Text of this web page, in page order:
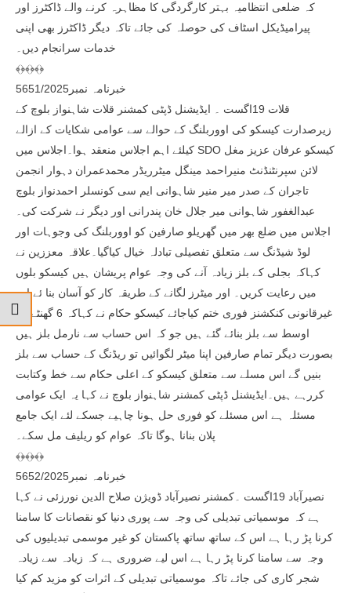
کہ ضلعی انتظامیہ بہتر کارگردگی کا مظاہرہ کرنے والے ڈاکٹرز اور
پیرامیڈیکل اسٹاف کی حوصلہ کی جائے تاکہ دیگر ڈاکٹرز بھی اپنی
خدمات سرانجام دیں۔
﴾﴿﴾﴿﴾﴿
خبرنامہ نمبر5651/2025
قلات 19اگست ۔ ایڈیشنل ڈپٹی کمشنر قلات شاہنواز بلوچ کے
زیرصدارت کیسکو کی اووربلنگ کے حوالے سے عوامی شکایات کے ازالے
کیلئے اہم اجلاس منعقد ہوا۔اجلاس میں SDO کیسکو عرفان عزیز مغل
لائن سپرنٹنڈنٹ منیراحمد مینگل میٹرریڈر محمدعمران دہوار انجمن
تاجران کے صدر میر منیر شاہوانی ایم سی کونسلر احمدنواز بلوچ
عبدالغفور شاہوانی میر جلال خان پندرانی اور دیگر نے شرکت کی۔
اجلاس میں ضلع بھر میں گھریلو صارفین کو اووربلنگ کی وجوہات اور
لوڈ شیڈنگ سے متعلق تفصیلی تبادلہ خیال کیاگیا۔علاقہ معززین نے
کہاکہ بجلی کے بلز زیادہ آنے کی وجہ عوام پریشان ہیں کیسکو بلوں
میں رعایت کریں۔ اور میٹرز لگانے کے طریقہ کار کو آسان بنا ئے اور
غیرقانونی کنکشنز فوری ختم کیاجائے کیسکو حکام نے کہاکہ 6 گھنٹے کے
اوسط سے بلز بنائے گئے ہیں جو کہ اس حساب سے نارمل بلز ہیں
بصورت دیگر تمام صارفین اپنا میٹر لگوائیں تو ریڈنگ کے حساب سے بلز
بنیں گے اس مسلے سے متعلق کیسکو کے اعلی حکام سے خط وکتابت
کررہے ہیں۔ایڈیشنل ڈپٹی کمشنر شاہنواز بلوچ نے کہا یہ ایک عوامی
مسئلہ ہے اس مسئلے کو فوری حل ہونا چاہیے جسکے لئے ایک جامع
پلان بنانا ہوگا تاکہ عوام کو ریلیف مل سکے۔
﴾﴿﴾﴿﴾﴿
خبرنامہ نمبر5652/2025
نصیرآباد 19اگست ۔کمشنر نصیرآباد ڈویژن صلاح الدین نورزئی نے کہا
ہے کہ موسمیاتی تبدیلی کی وجہ سے پوری دنیا کو نقصانات کا سامنا
کرنا پڑ رہا ہے اس کے ساتھ ساتھ پاکستان کو غیر موسمی تبدیلیوں کی
وجہ سے سامنا کرنا پڑ رہا ہے اس لیے ضروری ہے کہ زیادہ سے زیادہ
شجر کاری کی جائے تاکہ موسمیاتی تبدیلی کے اثرات کو مزید کم کیا